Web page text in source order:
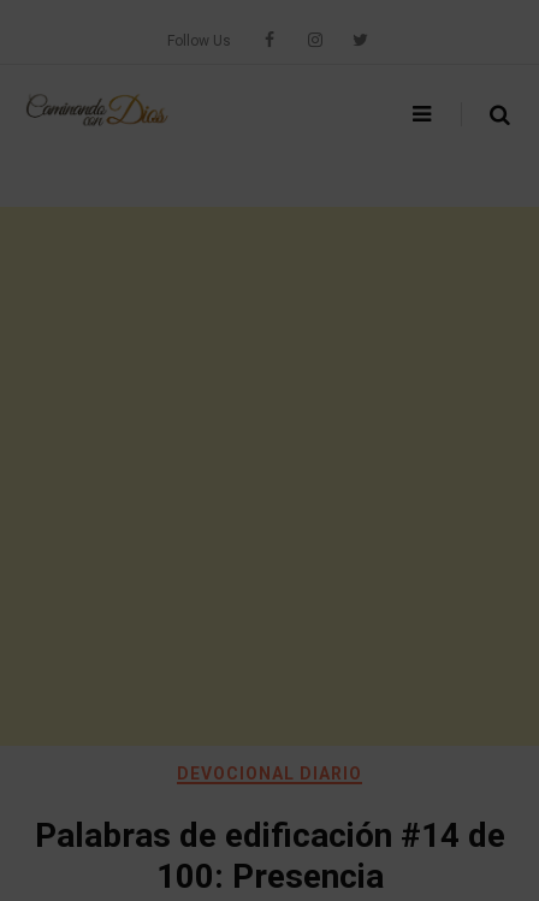
Follow Us
DEVOCIONAL DIARIO
Palabras de edificación #14 de
100: Presencia